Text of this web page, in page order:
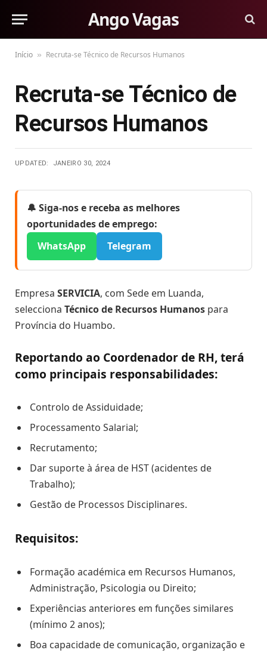
Ango Vagas
Início » Recruta-se Técnico de Recursos Humanos
Recruta-se Técnico de
Recursos Humanos
UPDATED: JANEIRO 30, 2024
🔔 Siga-nos e receba as melhores
oportunidades de emprego:
WhatsApp
Telegram
Empresa SERVICIA, com Sede em Luanda,
selecciona Técnico de Recursos Humanos para
Província do Huambo.
Reportando ao Coordenador de RH, terá
como principais responsabilidades:
Controlo de Assiduidade;
Processamento Salarial;
Recrutamento;
Dar suporte à área de HST (acidentes de
Trabalho);
Gestão de Processos Disciplinares.
Requisitos:
Formação académica em Recursos Humanos,
Administração, Psicologia ou Direito;
Experiências anteriores em funções similares
(mínimo 2 anos);
Boa capacidade de comunicação, organização e